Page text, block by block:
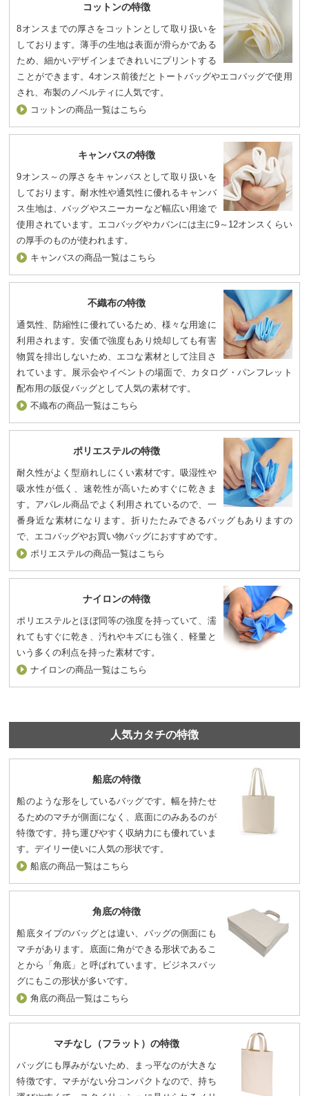
コットンの特徴
8オンスまでの厚さをコットンとして取り扱いを
しております。薄手の生地は表面が滑らかである
ため、細かいデザインまできれいにプリントする
ことができます。4オンス前後だとトートバッグやエコバッグで使用
され、布製のノベルティに人気です。
コットンの商品一覧はこちら
キャンバスの特徴
9オンス～の厚さをキャンバスとして取り扱いを
しております。耐水性や通気性に優れるキャンバ
ス生地は、バッグやスニーカーなど幅広い用途で
使用されています。エコバッグやカバンには主に9～12オンスくらい
の厚手のものが使われます。
キャンバスの商品一覧はこちら
不織布の特徴
通気性、防縮性に優れているため、様々な用途に
利用されます。安価で強度もあり焼却しても有害
物質を排出しないため、エコな素材として注目さ
れています。展示会やイベントの場面で、カタログ・パンフレット
配布用の販促バッグとして人気の素材です。
不織布の商品一覧はこちら
ポリエステルの特徴
耐久性がよく型崩れしにくい素材です。吸湿性や
吸水性が低く、速乾性が高いためすぐに乾きま
す。アパレル商品でよく利用されているので、一
番身近な素材になります。折りたたみできるバッグもありますの
で、エコバッグやお買い物バッグにおすすめです。
ポリエステルの商品一覧はこちら
ナイロンの特徴
ポリエステルとほぼ同等の強度を持っていて、濡
れてもすぐに乾き、汚れやキズにも強く、軽量と
いう多くの利点を持った素材です。
ナイロンの商品一覧はこちら
人気カタチの特徴
船底の特徴
船のような形をしているバッグです。幅を持たせ
るためのマチが側面になく、底面にのみあるのが
特徴です。持ち運びやすく収納力にも優れていま
す。デイリー使いに人気の形状です。
船底の商品一覧はこちら
角底の特徴
船底タイプのバッグとは違い、バッグの側面にも
マチがあります。底面に角ができる形状であるこ
とから「角底」と呼ばれています。ビジネスバッ
グにもこの形状が多いです。
角底の商品一覧はこちら
マチなし（フラット）の特徴
バッグにも厚みがないため、まっ平なのが大きな
特徴です。マチがない分コンパクトなので、持ち